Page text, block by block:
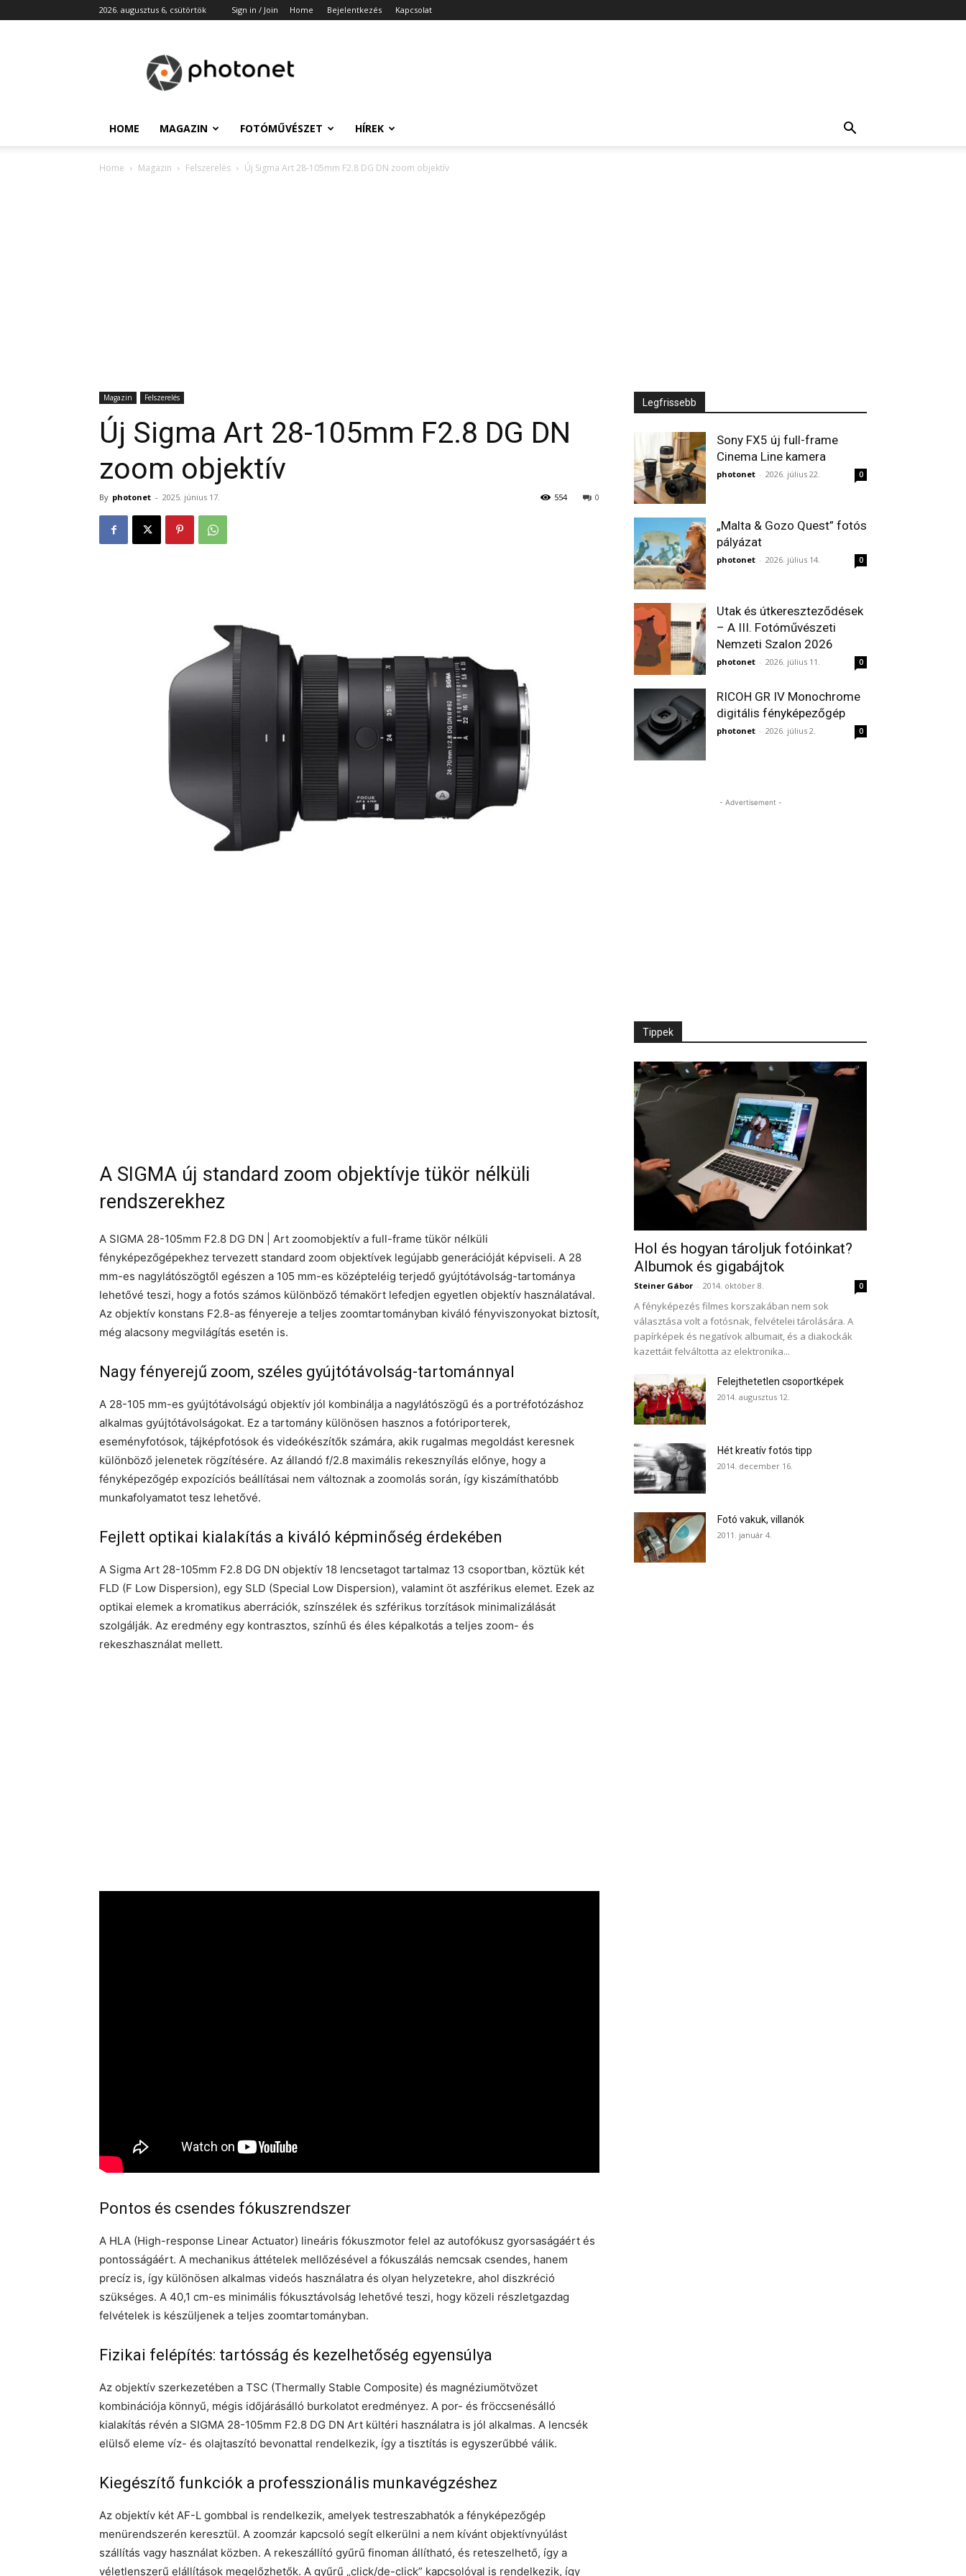
2026. augusztus 6, csütörtök Sign in / Join Home Bejelentkezés Kapcsolat
HOME MAGAZIN FOTÓMŰVÉSZET HÍREK
Home Magazin Felszerelés Új Sigma Art 28-105mm F2.8 DG DN zoom objektív
Magazin Felszerelés
Új Sigma Art 28-105mm F2.8 DG DN
zoom objektív
By photonet - 2025. június 17. 0
554
A SIGMA új standard zoom objektívje tükör nélküli
rendszerekhez
A SIGMA 28-105mm F2.8 DG DN | Art zoomobjektív a full-frame tükör nélküli
fényképezőgépekhez tervezett standard zoom objektívek legújabb generációját képviseli. A 28
mm-es nagylátószögtől egészen a 105 mm-es középteléig terjedő gyújtótávolság-tartománya
lehetővé teszi, hogy a fotós számos különböző témakört lefedjen egyetlen objektív használatával.
Az objektív konstans F2.8-as fényereje a teljes zoomtartományban kiváló fényviszonyokat biztosít,
még alacsony megvilágítás esetén is.
Nagy fényerejű zoom, széles gyújtótávolság-tartománnyal
A 28-105 mm-es gyújtótávolságú objektív jól kombinálja a nagylátószögű és a portréfotózáshoz
alkalmas gyújtótávolságokat. Ez a tartomány különösen hasznos a fotóriporterek,
eseményfotósok, tájképfotósok és videókészítők számára, akik rugalmas megoldást keresnek
különböző jelenetek rögzítésére. Az állandó f/2.8 maximális rekesznyílás előnye, hogy a
fényképezőgép expozíciós beállításai nem változnak a zoomolás során, így kiszámíthatóbb
munkafolyamatot tesz lehetővé.
Fejlett optikai kialakítás a kiváló képminőség érdekében
A Sigma Art 28-105mm F2.8 DG DN objektív 18 lencsetagot tartalmaz 13 csoportban, köztük két
FLD (F Low Dispersion), egy SLD (Special Low Dispersion), valamint öt aszférikus elemet. Ezek az
optikai elemek a kromatikus aberrációk, színszélek és szférikus torzítások minimalizálását
szolgálják. Az eredmény egy kontrasztos, színhű és éles képalkotás a teljes zoom- és
rekeszhasználat mellett.
Pontos és csendes fókuszrendszer
A HLA (High-response Linear Actuator) lineáris fókuszmotor felel az autofókusz gyorsaságáért és
pontosságáért. A mechanikus áttételek mellőzésével a fókuszálás nemcsak csendes, hanem
precíz is, így különösen alkalmas videós használatra és olyan helyzetekre, ahol diszkréció
szükséges. A 40,1 cm-es minimális fókusztávolság lehetővé teszi, hogy közeli részletgazdag
felvételek is készüljenek a teljes zoomtartományban.
Fizikai felépítés: tartósság és kezelhetőség egyensúlya
Az objektív szerkezetében a TSC (Thermally Stable Composite) és magnéziumötvözet
kombinációja könnyű, mégis időjárásálló burkolatot eredményez. A por- és fröccsenésálló
kialakítás révén a SIGMA 28-105mm F2.8 DG DN Art kültéri használatra is jól alkalmas. A lencsék
elülső eleme víz- és olajtaszító bevonattal rendelkezik, így a tisztítás is egyszerűbbé válik.
Kiegészítő funkciók a professzionális munkavégzéshez
Az objektív két AF-L gombbal is rendelkezik, amelyek testreszabhatók a fényképezőgép
menürendszerén keresztül. A zoomzár kapcsoló segít elkerülni a nem kívánt objektívnyúlást
szállítás vagy használat közben. A rekeszállító gyűrű finoman állítható, és reteszelhető, így a
véletlenszerű elállítások megelőzhetők. A gyűrű „click/de-click” kapcsolóval is rendelkezik, így
Legfrissebb
Sony FX5 új full-frame
Cinema Line kamera
photonet - 2026. július 22. 0
„Malta & Gozo Quest” fotós
pályázat
photonet - 2026. július 14. 0
Utak és útkereszteződések
– A III. Fotóművészeti
Nemzeti Szalon 2026
photonet - 2026. július 11. 0
RICOH GR IV Monochrome
digitális fényképezőgép
photonet - 2026. július 2. 0
- Advertisement -
Tippek
Hol és hogyan tároljuk fotóinkat?
Albumok és gigabájtok
Steiner Gábor - 2014. október 8. 0
A fényképezés filmes korszakában nem sok
választása volt a fotósnak, felvételei tárolására. A
papírképek és negatívok albumait, és a diakockák
kazettáit felváltotta az elektronika...
Felejthetetlen csoportképek
2014. augusztus 12.
Hét kreatív fotós tipp
2014. december 16.
Fotó vakuk, villanók
2011. január 4.